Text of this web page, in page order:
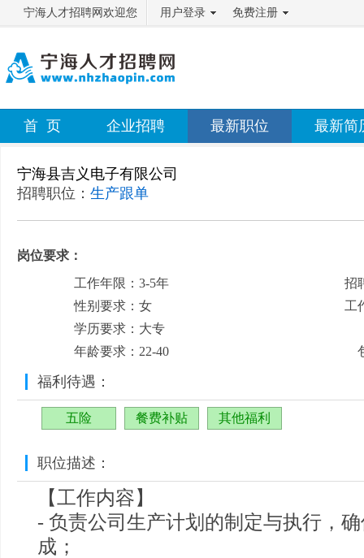
宁海人才招聘网欢迎您 用户登录 免费注册
首 页 企业招聘 最新职位 最新简
宁海县吉义电子有限公司
招聘职位： 生产跟单
岗位要求：
工作年限：3-5年
性别要求：女
学历要求：大专
年龄要求：22-40
招
工
福利待遇：
五险 餐费补贴 其他福利
职位描述：
【工作内容】
- 负责公司生产计划的制定与执行，
成；